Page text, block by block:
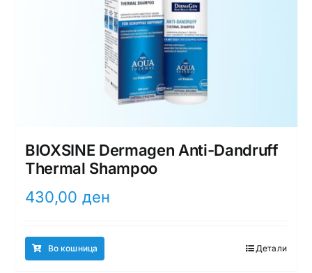
BIOXSINE Dermagen Anti-Dandruff
Thermal Shampoo
430,00 ден
Во кошница Детали